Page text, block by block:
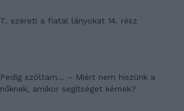
T. szereti a fiatal lányokat 14. rész
Pedig szóltam… – Miért nem hiszünk a
nőknek, amikor segítséget kérnek?